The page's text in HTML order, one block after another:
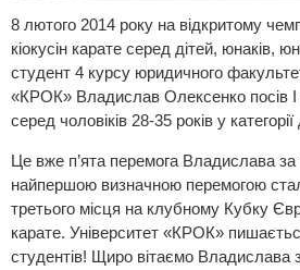
8 лютого 2014 року на відкритому
кіокусін карате серед дітей, юнаків,
студент 4 курсу юридичного
«КРОК» Владислав Олексенко посів І
серед чоловіків 28-35 років у категорії
Це вже п’ята перемога Владислава за
найпершою визначною перемогою
третього місця на клубному Кубку
карате. Університет «КРОК»
студентів! Щиро вітаємо Владислава